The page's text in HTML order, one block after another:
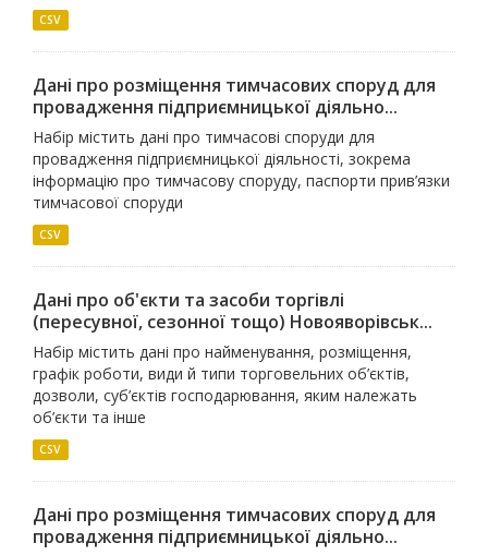
CSV
Дані про розміщення тимчасових споруд для
провадження підприємницької діяльно...
Набір містить дані про тимчасові споруди для
провадження підприємницької діяльності, зокрема
інформацію про тимчасову споруду, паспорти прив’язки
тимчасової споруди
CSV
Дані про об'єкти та засоби торгівлі
(пересувної, сезонної тощо) Новояворівськ...
Набір містить дані про найменування, розміщення,
графік роботи, види й типи торговельних об’єктів,
дозволи, суб’єктів господарювання, яким належать
об’єкти та інше
CSV
Дані про розміщення тимчасових споруд для
провадження підприємницької діяльно...